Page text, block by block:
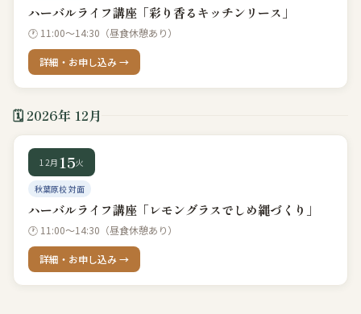
ハーバルライフ講座「彩り香るキッチンリース」
🕐 11:00〜14:30（昼食休憩あり）
詳細・お申し込み →
🗓 2026年 12月
12月 15火
秋葉原校 対面
ハーバルライフ講座「レモングラスでしめ縄づくり」
🕐 11:00〜14:30（昼食休憩あり）
詳細・お申し込み →